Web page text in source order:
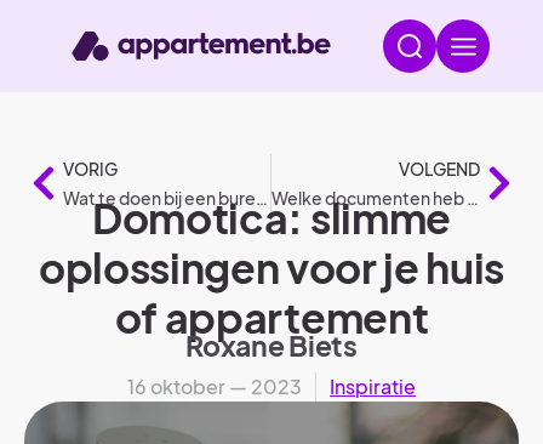
VORIG
Wat te doen bij een burenruzie?
VOLGEND
Welke documenten heb je nodig bij de aanvraag van een woonlening?
Domotica: slimme
oplossingen voor je huis
of appartement
Roxane Biets
16 oktober — 2023 Inspiratie